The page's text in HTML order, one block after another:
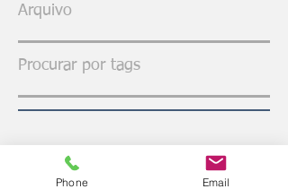
Arquivo
Procurar por tags
Phone Email